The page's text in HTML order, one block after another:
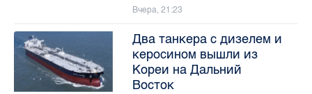
Вчера, 21:23
Два танкера с дизелем и
керосином вышли из
Кореи на Дальний
Восток